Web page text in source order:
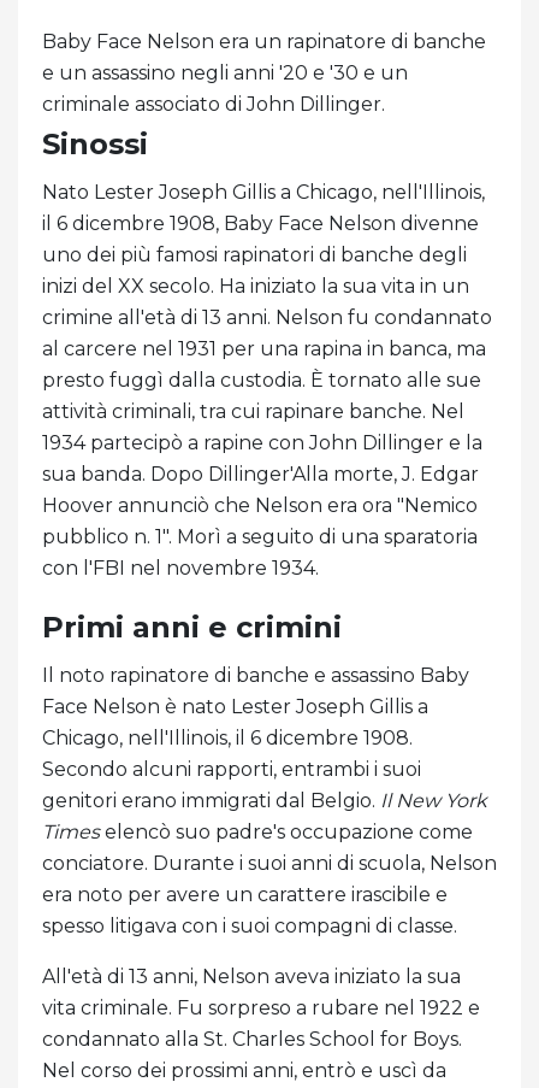
Baby Face Nelson era un rapinatore di banche
e un assassino negli anni '20 e '30 e un
criminale associato di John Dillinger.
Sinossi
Nato Lester Joseph Gillis a Chicago, nell'Illinois,
il 6 dicembre 1908, Baby Face Nelson divenne
uno dei più famosi rapinatori di banche degli
inizi del XX secolo. Ha iniziato la sua vita in un
crimine all'età di 13 anni. Nelson fu condannato
al carcere nel 1931 per una rapina in banca, ma
presto fuggì dalla custodia. È tornato alle sue
attività criminali, tra cui rapinare banche. Nel
1934 partecipò a rapine con John Dillinger e la
sua banda. Dopo Dillinger'Alla morte, J. Edgar
Hoover annunciò che Nelson era ora "Nemico
pubblico n. 1". Morì a seguito di una sparatoria
con l'FBI nel novembre 1934.
Primi anni e crimini
Il noto rapinatore di banche e assassino Baby
Face Nelson è nato Lester Joseph Gillis a
Chicago, nell'Illinois, il 6 dicembre 1908.
Secondo alcuni rapporti, entrambi i suoi
genitori erano immigrati dal Belgio. Il New York
Timeselencò suo padre's occupazione come
conciatore. Durante i suoi anni di scuola, Nelson
era noto per avere un carattere irascibile e
spesso litigava con i suoi compagni di classe.
All'età di 13 anni, Nelson aveva iniziato la sua
vita criminale. Fu sorpreso a rubare nel 1922 e
condannato alla St. Charles School for Boys.
Nel corso dei prossimi anni, entrò e uscì da